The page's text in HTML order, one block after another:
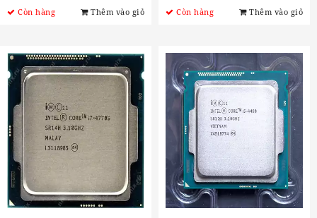
Còn hàng Thêm vào giỏ Còn hàng Thêm vào giỏ